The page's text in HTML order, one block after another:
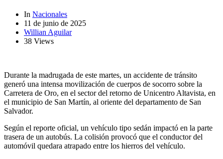
In Nacionales
11 de junio de 2025
Willian Aguilar
38 Views
Durante la madrugada de este martes, un accidente de tránsito
generó una intensa movilización de cuerpos de socorro sobre la
Carretera de Oro, en el sector del retorno de Unicentro Altavista, en
el municipio de San Martín, al oriente del departamento de San
Salvador.
Según el reporte oficial, un vehículo tipo sedán impactó en la parte
trasera de un autobús. La colisión provocó que el conductor del
automóvil quedara atrapado entre los hierros del vehículo.